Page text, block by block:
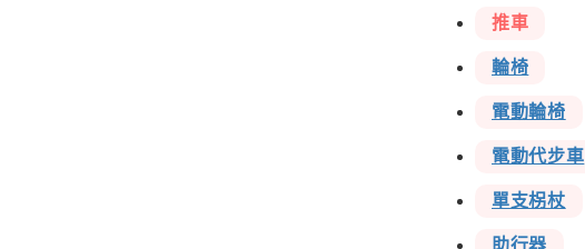
推車
輪椅
電動輪椅
電動代步車
單支柺杖
助行器